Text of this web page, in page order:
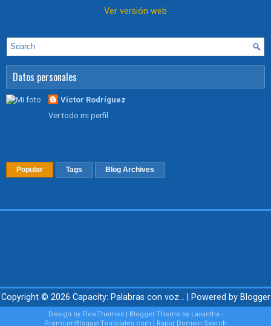
Ver versión web
Datos personales
Victor Rodríguez
Ver todo mi perfil
Popular Tags Blog Archives
Copyright © 2026 Capacity: Palabras con voz... | Powered by Blogger
Design by FlexiThemes| Blogger Theme by Lasantha -
PremiumBloggerTemplates.com
Rapid Domain Search